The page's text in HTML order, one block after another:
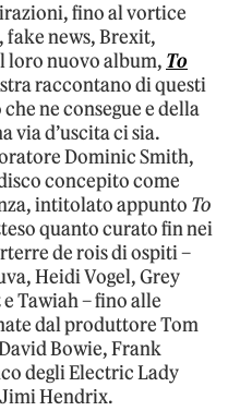
fino al vortice
news, Brexit,
loro nuovo album, To
raccontano di questi
ne consegue e della
via d’uscita ci sia.
Dominic Smith,
concepito come
intitolato appunto To
quanto curato fin nei
de rois di ospiti –
Heidi Vogel, Grey
Tawiah – fino alle
dal produttore Tom
Bowie, Frank
degli Electric Lady
Hendrix.